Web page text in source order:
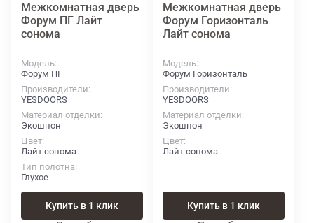
Межкомнатная дверь
Форум ПГ Лайт
сонома
Модель
Форум ПГ
Производители
YESDOORS
Материал отделки
Экошпон
Цвет
Лайт сонома
Тип полотна
Глухое
Купить в 1 клик
Межкомнатная дверь
Форум Горизонталь
Лайт сонома
Модель
Форум Горизонталь
Производители
YESDOORS
Материал отделки
Экошпон
Цвет
Лайт сонома
Купить в 1 клик